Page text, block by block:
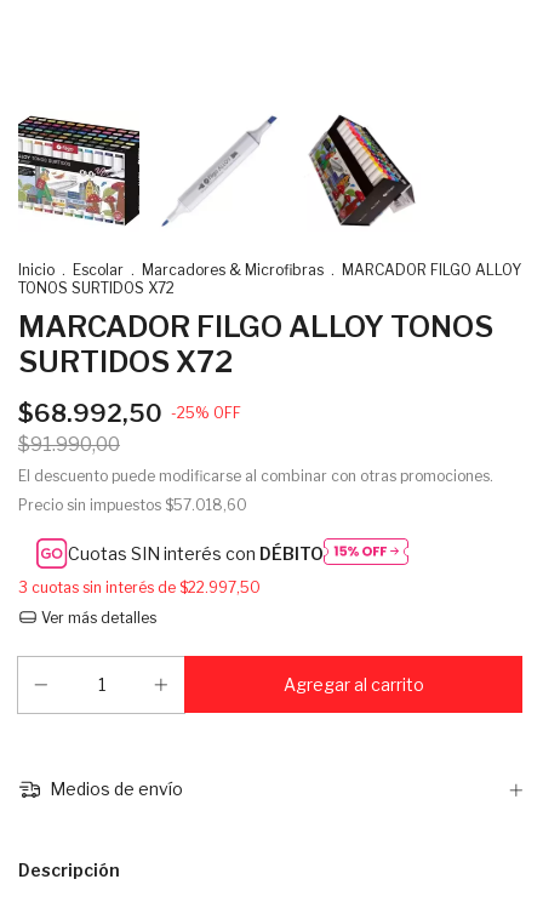
Inicio . Escolar . Marcadores & Microfibras . MARCADOR FILGO ALLOY
TONOS SURTIDOS X72
MARCADOR FILGO ALLOY TONOS
SURTIDOS X72
$68.992,50 -25% OFF
$91.990,00
El descuento puede modificarse al combinar con otras promociones.
Precio sin impuestos $57.018,60
Cuotas SIN interés con DÉBITO
3 cuotas sin interés de $22.997,50
Ver más detalles
Medios de envío
Descripción